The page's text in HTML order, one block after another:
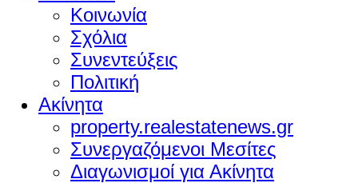
Κοινωνία
Σχόλια
Συνεντεύξεις
Πολιτική
Ακίνητα
property.realestatenews.gr
Συνεργαζόμενοι Μεσίτες
Διαγωνισμοί για Ακίνητα